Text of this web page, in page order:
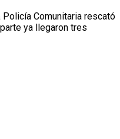
Policía Comunitaria rescató
ya llegaron tres